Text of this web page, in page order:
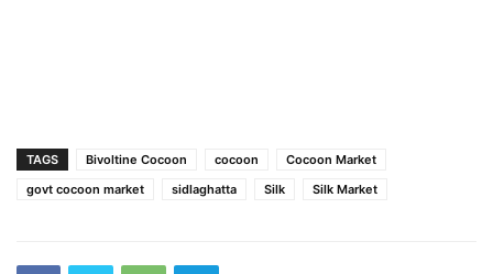
TAGS Bivoltine Cocoon cocoon
Cocoon Market
govt cocoon market
sidlaghatta Silk Silk Market